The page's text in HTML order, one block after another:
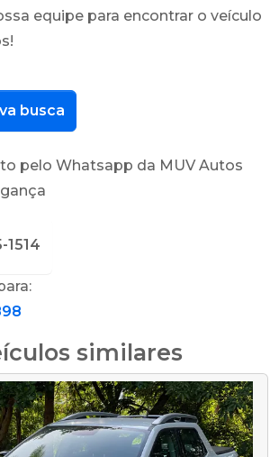
equipe para encontrar o veículo
busca
pelo Whatsapp da MUV Autos
1514
similares